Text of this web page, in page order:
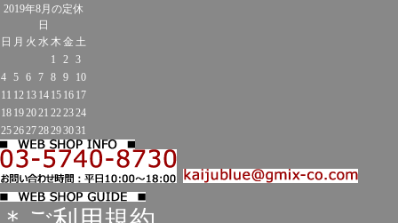
2019年8月の定休
日
日 月 火 水 木 金 土
1
2 3
4 5 6 7 8 9
10
11 12 13 14 15 16 17
18 192021 222324
25262728293031